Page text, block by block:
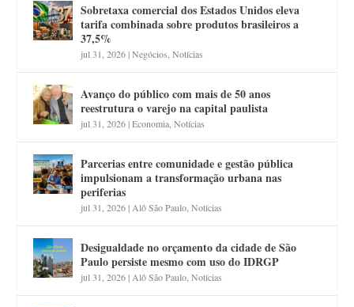
Sobretaxa comercial dos Estados Unidos eleva
tarifa combinada sobre produtos brasileiros a
37,5%
jul 31, 2026|Negócios ,Notícias
Avanço do público com mais de 50 anos
reestrutura o varejo na capital paulista
jul 31, 2026|Economia ,Notícias
Parcerias entre comunidade e gestão pública
impulsionam a transformação urbana nas
periferias
jul 31, 2026| Alô São Paulo ,Notícias
Desigualdade no orçamento da cidade de São
Paulo persiste mesmo com uso do IDRGP
jul 31, 2026| Alô São Paulo ,Notícias